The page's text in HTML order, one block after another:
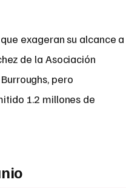
exageran su alcance a
de la Asociación
pero
1.2 millones de